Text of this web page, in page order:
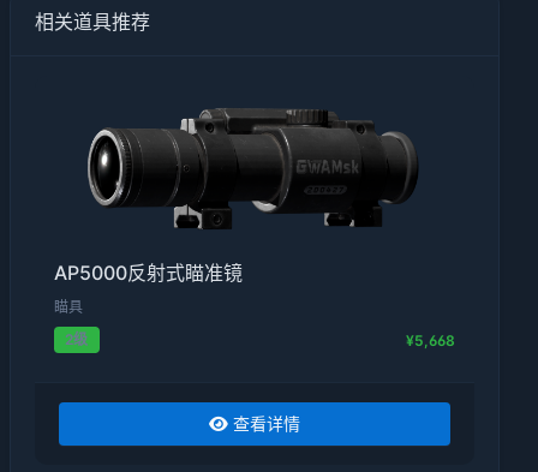
相关道具推荐
AP5000反射式瞄准镜
瞄具
2级
¥5,668
查看详情